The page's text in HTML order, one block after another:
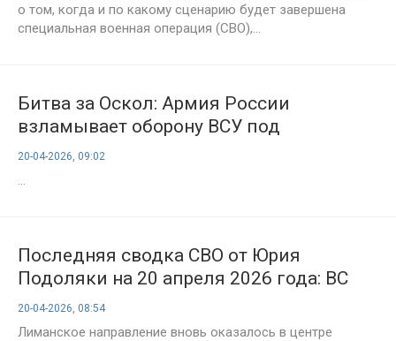
о том, когда и по какому сценарию будет завершена
специальная военная операция (СВО),...
Битва за Оскол: Армия России
взламывает оборону ВСУ под
Купянском — полная сводка на 20
20-04-2026, 09:02
...
Последняя сводка СВО от Юрия
Подоляки на 20 апреля 2026 года: ВС
РФ формируют охват Лимана — ключ к
Славянску всё ближе
20-04-2026, 08:54
Лиманское направление вновь оказалось в центре